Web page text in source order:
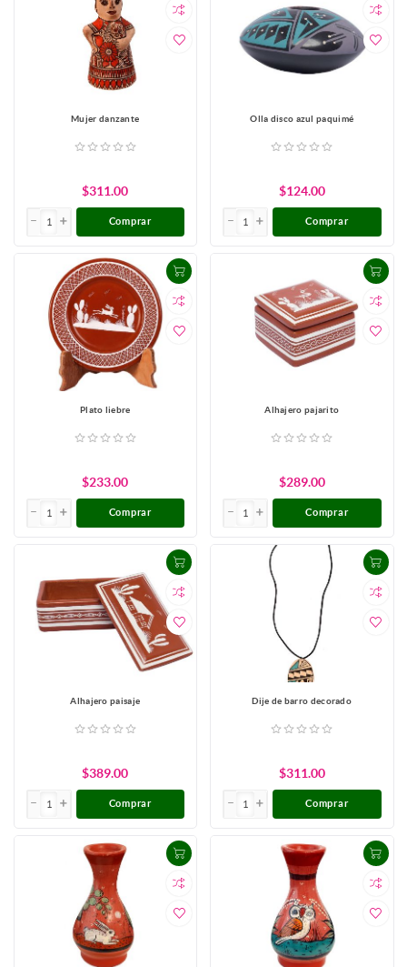
Mujer danzante
$311.00
Comprar
Olla disco azul paquimé
$124.00
Comprar
Plato liebre
$233.00
Comprar
Alhajero pajarito
$289.00
Comprar
Alhajero paisaje
$389.00
Comprar
Dije de barro decorado
$311.00
Comprar